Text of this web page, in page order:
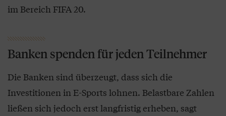
im Bereich FIFA 20.
Banken spenden für jeden Teilnehmer
Die Banken sind überzeugt, dass sich die
Investitionen in E-Sports lohnen. Belastbare Zahlen
ließen sich jedoch erst langfristig erheben, sagt